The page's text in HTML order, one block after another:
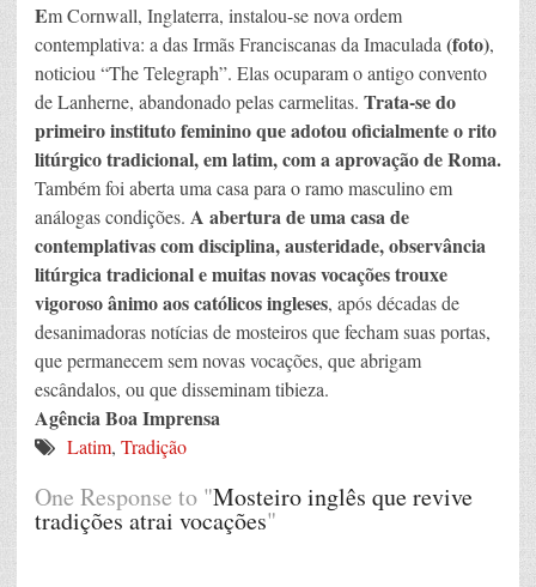
Em Cornwall, Inglaterra, instalou-se nova ordem
contemplativa: a das Irmãs Franciscanas da Imaculada(foto),
noticiou “The Telegraph”. Elas ocuparam o antigo convento
de Lanherne, abandonado pelas carmelitas. Trata-se do
primeiro instituto feminino que adotou oficialmente o rito
litúrgico tradicional, em latim, com a aprovação de Roma.
Também foi aberta uma casa para o ramo masculino em
análogas condições. A abertura de uma casa de
contemplativas com disciplina, austeridade, observância
litúrgica tradicional e muitas novas vocações trouxe
vigoroso ânimo aos católicos ingleses, após décadas de
desanimadoras notícias de mosteiros que fecham suas portas,
que permanecem sem novas vocações, que abrigam
escândalos, ou que disseminam tibieza.
Agência Boa Imprensa
Latim, Tradição
One Response to "Mosteiro inglês que revive
tradições atrai vocações"